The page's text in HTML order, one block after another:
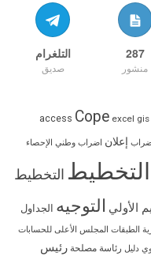
287
منشور
التلغرام
صديق
access Cope excel gis
إعلان اضراب وطني الإحصاء
التخطيط التخطيط
الأولي التوجيه الجداول
الطبقات المجلس الأعلى للحسابات
دليل رئاسة مصلحة رئيس